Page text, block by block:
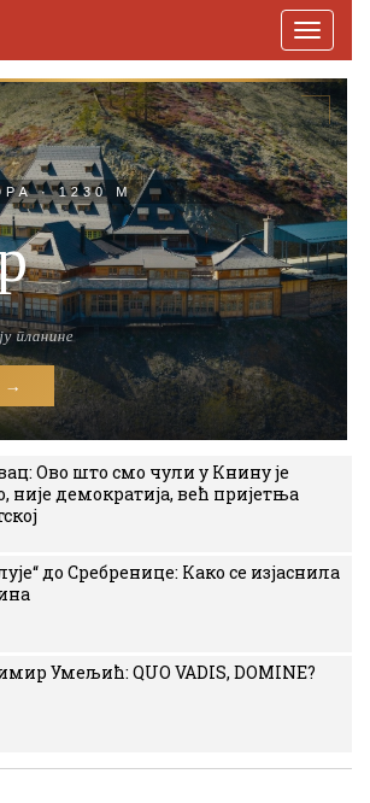
Ово што смо чули у Книну је
није демократија, већ пријетња
до Сребренице: Како се изјаснила
Умељић: QUO VADIS, DOMINE?